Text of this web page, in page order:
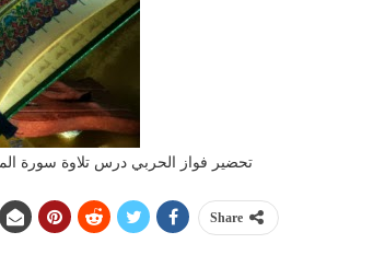
تحضير فواز الحربي درس تلاوة سورة المعارج من آية 19-32 مادة القران الصف الثالث
Share